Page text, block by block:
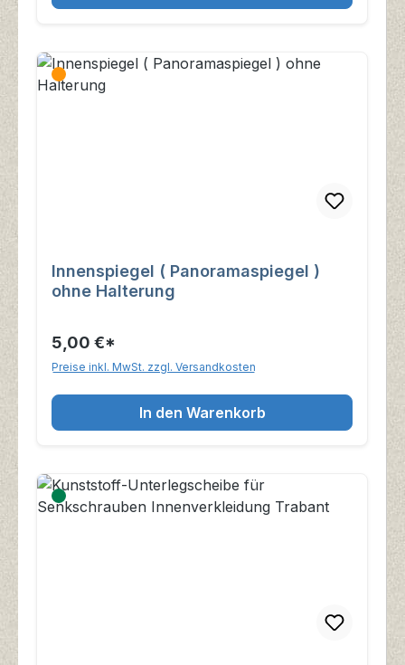
Innenspiegel ( Panoramaspiegel )
ohne Halterung
5,00 €*
Preise inkl. MwSt. zzgl. Versandkosten
In den Warenkorb